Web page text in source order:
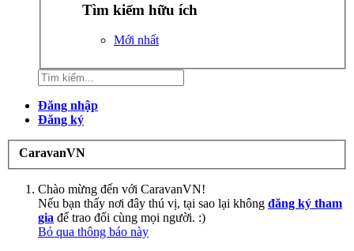
Tìm kiếm hữu ích
Mới nhất
Đăng nhập
Đăng ký
CaravanVN
Chào mừng đến với CaravanVN!
Nếu bạn thấy nơi đây thú vị, tại sao lại không đăng ký tham
gia để trao đổi cùng mọi người. :)
Bỏ qua thông báo này